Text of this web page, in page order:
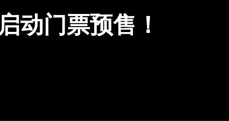
动门票预售！